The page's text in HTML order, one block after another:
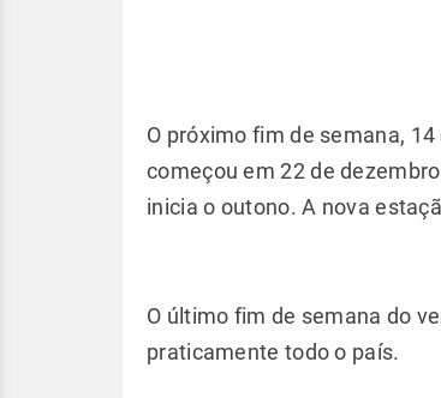
O próximo fim de semana,
começou em 22 de
inicia o outono. A nova
O último fim de semana do
praticamente todo o país.